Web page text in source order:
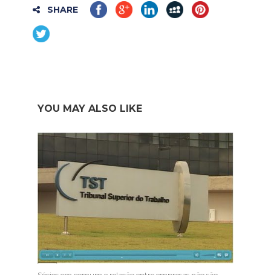
SHARE
YOU MAY ALSO LIKE